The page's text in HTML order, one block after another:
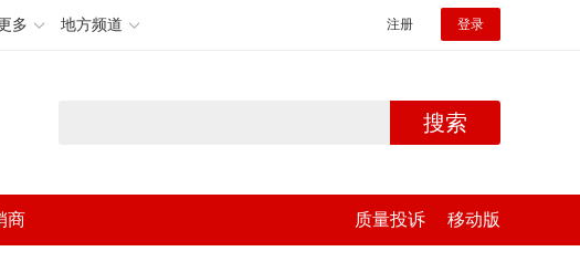
多 地方频道 注册 登录
搜索
商 质量投诉 移动版